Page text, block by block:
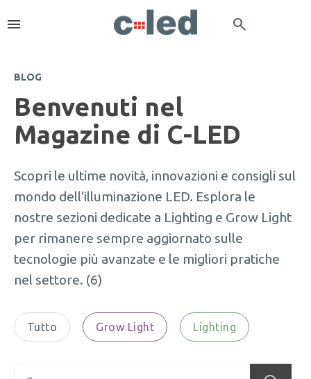
menu search
BLOG
Benvenuti nel
Magazine di C-LED
Scopri le ultime novità, innovazioni e consigli sul
mondo dell'illuminazione LED. Esplora le
nostre sezioni dedicate a Lighting e Grow Light
per rimanere sempre aggiornato sulle
tecnologie più avanzate e le migliori pratiche
nel settore. (6)
Tutto Grow Light Lighting
Questo è un campo di ricerca con una funzionalità di